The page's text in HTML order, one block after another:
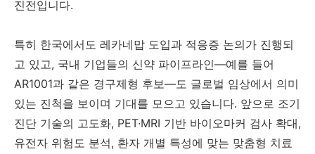
진전입니다.
특히 한국에서도 레카네맙 도입과 적응증 논의가 진행되
고 있고, 국내 기업들의 신약 파이프라인—예를 들어
AR1001과 같은 경구제형 후보—도 글로벌 임상에서 의미
있는 진척을 보이며 기대를 모으고 있습니다. 앞으로 조기
진단 기술의 고도화, PET·MRI 기반 바이오마커 검사 확대,
유전자 위험도 분석, 환자 개별 특성에 맞는 맞춤형 치료